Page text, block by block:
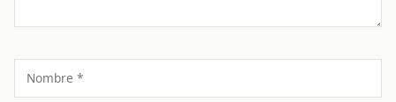
Nombre